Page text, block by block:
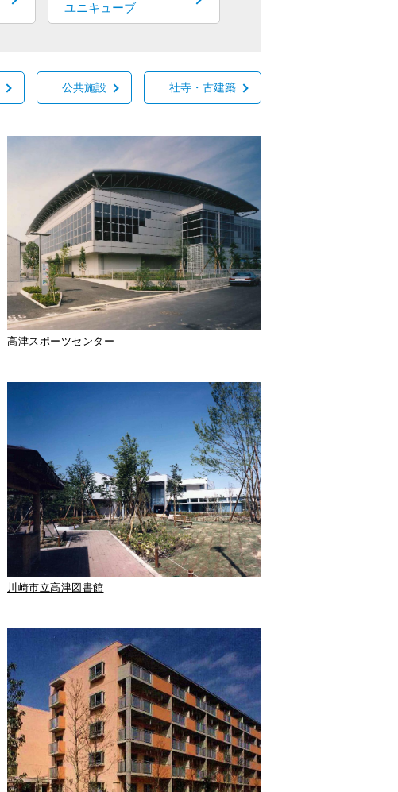
ユニキューブ
公共施設 社寺・古建築
高津スポーツセンター
川崎市立高津図書館